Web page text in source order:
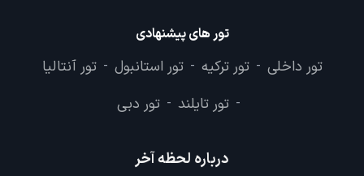
تور های پیشنهادی
تور داخلی - تور ترکیه - تور استانبول - تور آنتالیا
- تور تایلند - تور دبی
درباره لحظه آخر